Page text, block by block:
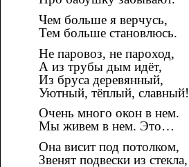
Чем больше я верчусь,
Тем больше становлюсь.
Не паровоз, не пароход,
А из трубы дым идёт,
Из бруса деревянный,
Уютный, тёплый, славный!
Очень много окон в нем.
Мы живем в нем. Это…
Она висит под потолком,
Звенят подвески из стекла,